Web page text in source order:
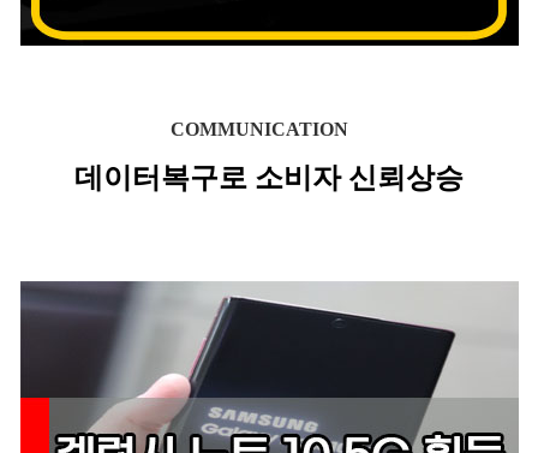
COMMUNICATION
데이터복구로 소비자 신뢰상승